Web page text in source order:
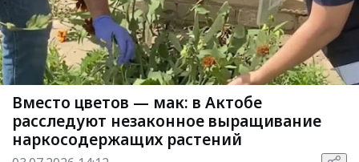
Вместо цветов — мак: в Актобе
расследуют незаконное выращивание
наркосодержащих растений